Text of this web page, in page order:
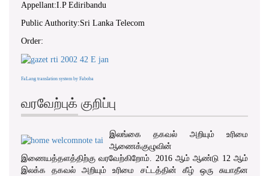
சட்டம்
Appellant:I.P Ediribandu
Public Authority:Sri Lanka Telecom
Order:
FaLang translation system by Faboba
வரவேற்புக் குறிப்பு
இலங்கை தகவல் அறியும் உரிமை
ஆணைக்குழுவின்
இணையத்தளத்திற்கு வரவேற்கிறோம். 2016 ஆம் ஆண்டு 12 ஆம்
இலக்க தகவல் அறியும் உரிமை சட்டத்தின் கீழ் ஒரு சுயாதீன